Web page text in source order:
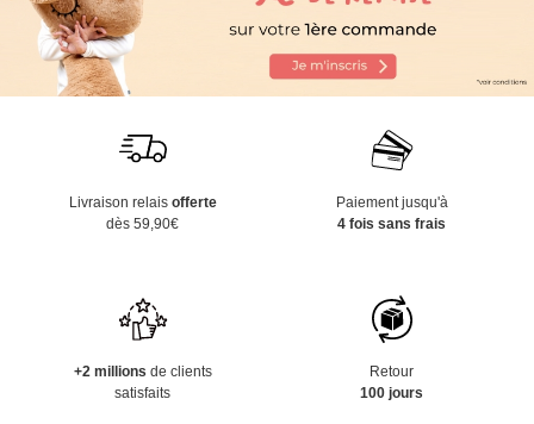
Livraison relais offerte
dès 59,90€
Paiement jusqu'à
4 fois sans frais
+2 millions de clients
satisfaits
Retour
100 jours